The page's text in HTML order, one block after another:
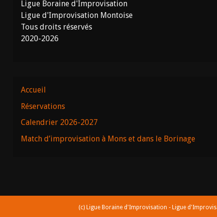
Ligue Boraine d'Improvisation
Ligue d'Improvisation Montoise
Tous droits réservés
2020-2026
Accueil
Réservations
Calendrier 2026-2027
Match d’improvisation à Mons et dans le Borinage
(c) Ligue Boraine d'Improvisation - Ligue